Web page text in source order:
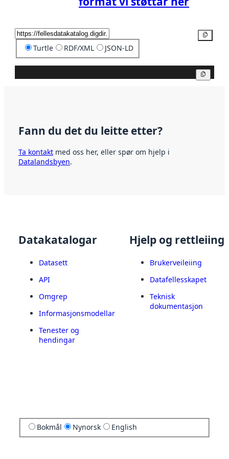
Turtle RDF/XML JSON-LD
Fann du det du leitte etter?
Ta kontakt med oss her, eller spør om hjelp i
Datalandsbyen.
Datakatalogar
Datasett
API
Omgrep
Informasjonsmodellar
Tenester og
hendingar
Hjelp og rettleiing
Brukerveileiing
Datafellesskapet
Teknisk
dokumentasjon
Bokmål Nynorsk English